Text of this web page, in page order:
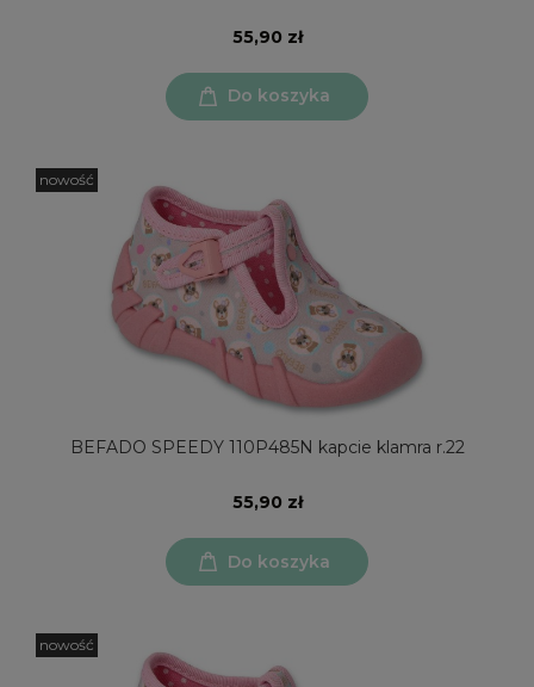
55,90 zł
Do koszyka
BEFADO SPEEDY 110P485N kapcie klamra r.22
55,90 zł
Do koszyka
nowość
nowość